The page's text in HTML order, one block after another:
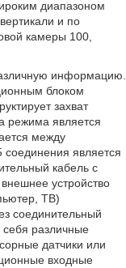
диапазоном
и по
камеры 100,
информацию.
блоком
захват
режима является
между
является
кабель с
устройство
ТВ)
соединительный
различные
датчики или
входные